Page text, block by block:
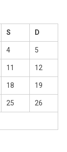
S D
4 5
11 12
18 19
25 26